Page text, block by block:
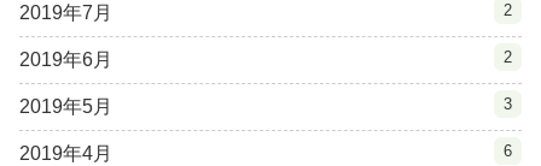
2019年7月 2
2019年6月 2
2019年5月 3
2019年4月 6